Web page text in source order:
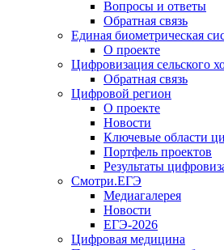
Вопросы и ответы
Обратная связь
Единая биометрическая
О проекте
Цифровизация сельского
Обратная связь
Цифровой регион
О проекте
Новости
Ключевые области
Портфель проектов
Результаты
Смотри.ЕГЭ
Медиагалерея
Новости
ЕГЭ-2026
Цифровая медицина